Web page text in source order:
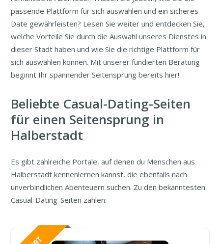
passende Plattform für sich auswählen und ein sicheres
Date gewährleisten? Lesen Sie weiter und entdecken Sie,
welche Vorteile Sie durch die Auswahl unseres Dienstes in
dieser Stadt haben und wie Sie die richtige Plattform für
sich auswählen können. Mit unserer fundierten Beratung
beginnt Ihr spannender Seitensprung bereits hier!
Beliebte Casual-Dating-Seiten
für einen Seitensprung in
Halberstadt
Es gibt zahlreiche Portale, auf denen du Menschen aus
Halberstadt kennenlernen kannst, die ebenfalls nach
unverbindlichen Abenteuern suchen. Zu den bekanntesten
Casual-Dating-Seiten zählen: